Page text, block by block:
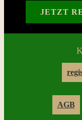
Reservation
Login
Warenkorb
JETZT
AGB